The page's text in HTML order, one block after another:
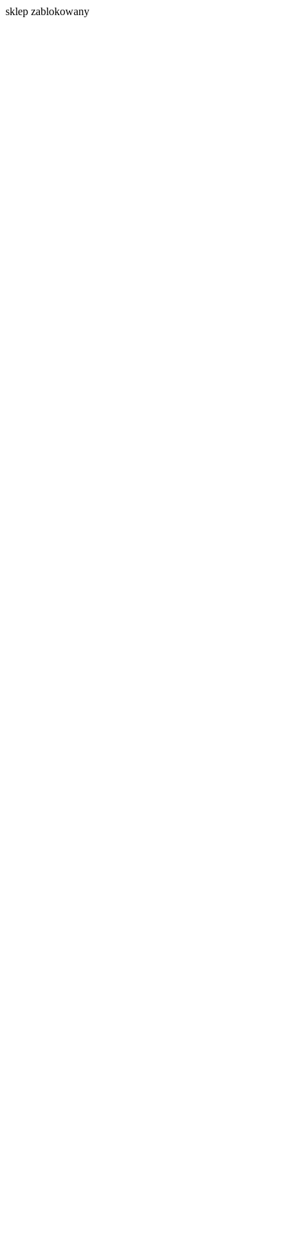
sklep zablokowany